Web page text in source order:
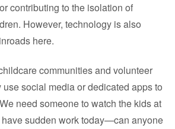
contributing to the isolation of
However, technology is also
here.
communities and volunteer
social media or dedicated apps to
need someone to watch the kids at
have sudden work today—can anyone